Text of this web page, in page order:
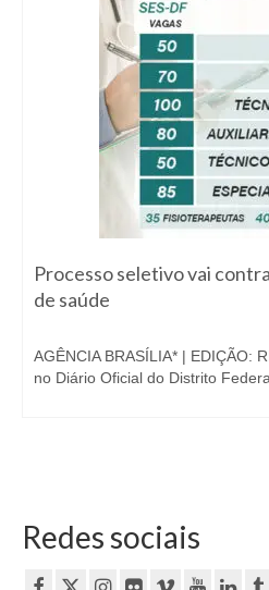
Processo seletivo vai
de saúde
AGÊNCIA BRASÍLIA* | EDIÇÃO:
no Diário Oficial do Distrito
Redes sociais